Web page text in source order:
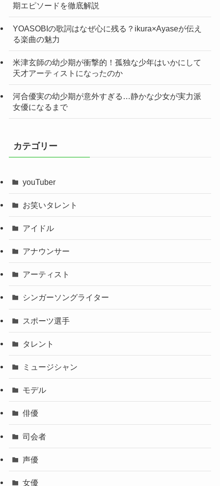
期エピソードを徹底解説
YOASOBIの歌詞はなぜ心に残る？ikura×Ayaseが伝え
る楽曲の魅力
米津玄師の幼少期が衝撃的！孤独な少年はいかにして
天才アーティストになったのか
河合優実の幼少期が意外すぎる…静かな少女が実力派
女優になるまで
カテゴリー
youTuber
お笑いタレント
アイドル
アナウンサー
アーティスト
シンガーソングライター
スポーツ選手
タレント
ミュージシャン
モデル
俳優
司会者
声優
女優